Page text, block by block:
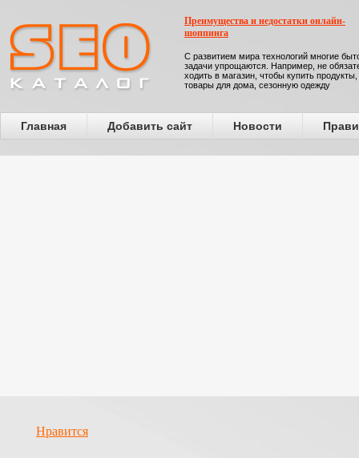
Преимущества и недостатки онлайн-
шоппинга
С развитием мира технологий многие
задачи упрощаются. Например, не
ходить в магазин, чтобы купить продукты,
товары для дома, сезонную одежду
Главная Добавить сайт Новости
Нравится